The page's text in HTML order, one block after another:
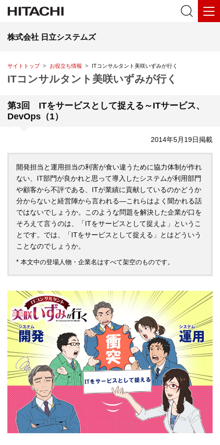
株式会社 日立システムズ
サイトトップ お役立ち情報 ITコンサルタント美咲いずみが行く
ITコンサルタント美咲いずみが行く
第3回 ITをサービスとして捉える～ITサービス、
DevOps（1）
2014年5月19日掲載
開発担当と運用担当の利害が食い違うために協力体制が作れ
ない、IT部門が良かれと思って導入したシステムが利用部門
や顧客から不評である、ITが業績に貢献しているのかどうか
分からないと経営陣から言われる―これらはよく聞かれる話
ではないでしょうか。このような問題を解決した企業が口を
そろえて言うのは、「ITをサービスとして捉えよ」というこ
とです。では、「ITをサービスとして捉える」とはどういう
ことなのでしょうか。
* 本文中の登場人物・企業名はすべて架空のものです。